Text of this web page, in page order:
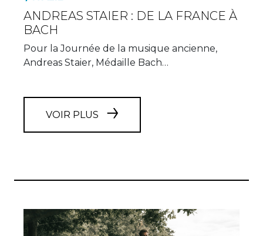
ANDREAS STAIER : DE LA FRANCE À
BACH
Pour la Journée de la musique ancienne,
Andreas Staier, Médaille Bach…
VOIR PLUS